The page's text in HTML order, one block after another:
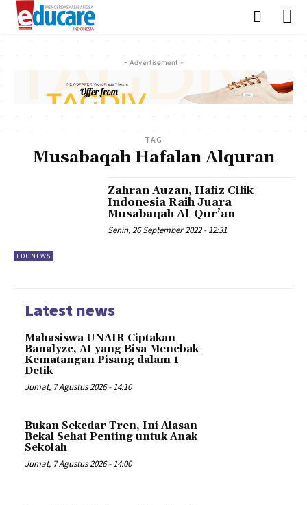
- Advertisement -
TAG
Musabaqah Hafalan Alquran
EDUNEWS
Zahran Auzan, Hafiz Cilik
Indonesia Raih Juara
Musabaqah Al-Qur’an
Senin, 26 September 2022 - 12:31
Latest news
Mahasiswa UNAIR Ciptakan
Banalyze, AI yang Bisa Menebak
Kematangan Pisang dalam 1
Detik
Jumat, 7 Agustus 2026 - 14:10
Bukan Sekedar Tren, Ini Alasan
Bekal Sehat Penting untuk Anak
Sekolah
Jumat, 7 Agustus 2026 - 14:00